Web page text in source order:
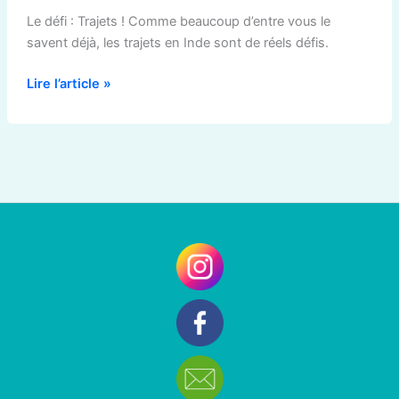
Le défi : Trajets ! Comme beaucoup d’entre vous le
savent déjà, les trajets en Inde sont de réels défis.
–
Lire l’article »